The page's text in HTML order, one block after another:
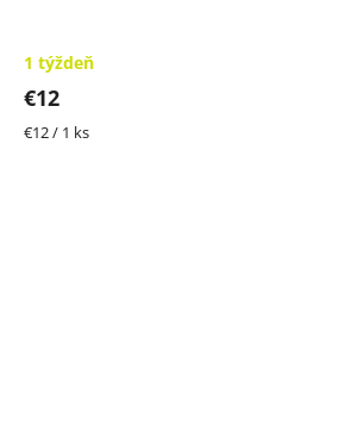
1 týždeň
€12
Jednotková
€12 / 1 ks